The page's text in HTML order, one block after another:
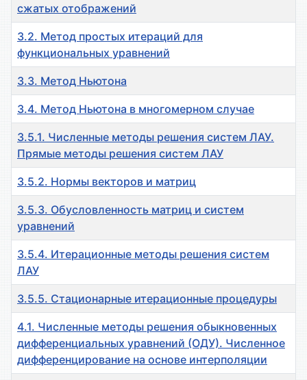
сжатых отображений
3.2. Метод простых итераций для
функциональных уравнений
3.3. Метод Ньютона
3.4. Метод Ньютона в многомерном случае
3.5.1. Численные методы решения систем ЛАУ.
Прямые методы решения систем ЛАУ
3.5.2. Нормы векторов и матриц
3.5.3. Обусловленность матриц и систем
уравнений
3.5.4. Итерационные методы решения систем
ЛАУ
3.5.5. Стационарные итерационные процедуры
4.1. Численные методы решения обыкновенных
дифференциальных уравнений (ОДУ). Численное
дифференцирование на основе интерполяции